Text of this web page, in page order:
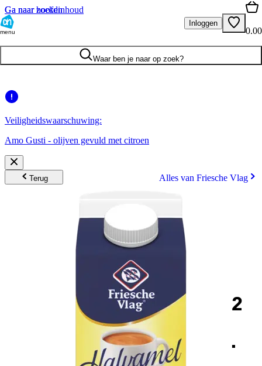
Ga naar hoofdinhoud
Ga naar zoeken
menu
Inloggen
0.00
Waar ben je naar op zoek?
Veiligheidswaarschuwing:
Amo Gusti - olijven gevuld met citroen
Terug Alles van Friesche Vlag
2
.